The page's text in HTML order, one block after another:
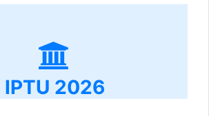
IPTU 2026